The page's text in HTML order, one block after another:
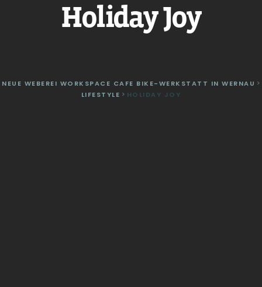
Holiday Joy
NEUE WEBEREI WORKSPACE CAFE BIKE-WERKSTATT IN WERNAU >
LIFESTYLE > HOLIDAY JOY